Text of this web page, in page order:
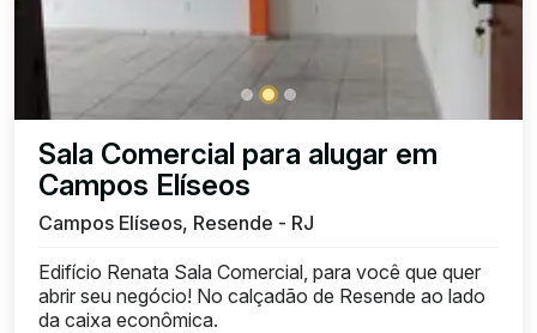
Sala Comercial para alugar em
Campos Elíseos
Campos Elíseos, Resende - RJ
Edifício Renata Sala Comercial, para você que quer
abrir seu negócio! No calçadão de Resende ao lado
da caixa econômica.